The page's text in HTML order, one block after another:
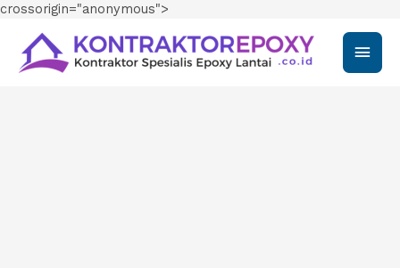
crossorigin="anonymous">
Main